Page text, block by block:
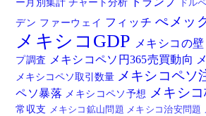
ー月別集計 チャート分析 ドル
デン ファーウェイ フィッチぺメッ
メキシコGDP メキシコの壁
プ調査
メキシコペソ円365売買動向
メキシコペソ取引数量 メキシコペソ
ペソ暴落 メキシコペソ予想 メキシ
常収支 メキシコ鉱山問題 メキシコ治安問題